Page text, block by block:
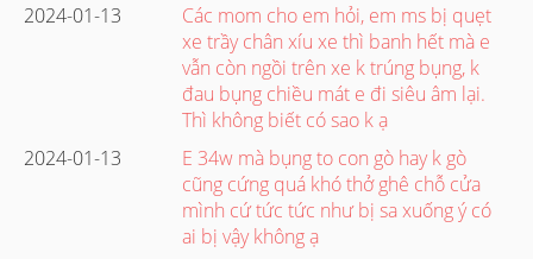
2024-01-13
Các mom cho em hỏi, em ms bị quẹt
xe trầy chân xíu xe thì banh hết mà e
vẫn còn ngồi trên xe k trúng bụng, k
đau bụng chiều mát e đi siêu âm lại.
Thì không biết có sao k ạ
2024-01-13
E 34w mà bụng to con gò hay k gò
cũng cứng quá khó thở ghê chỗ cửa
mình cứ tức tức như bị sa xuống ý có
ai bị vậy không ạ